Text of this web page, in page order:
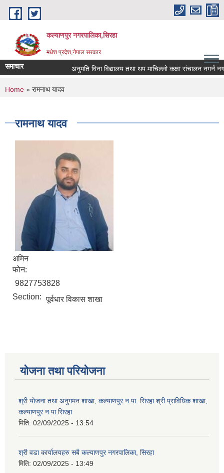
Skip to main content
कल्याणपुर नगरपालिका,सिरहा
मधेश प्रदेश,नेपाल सरकार
समाचार अनुमति विना विद्यालय तथा थप माचिल्लो कक्षा संचालन नगर्न
You are here
Home » रामनाथ यादव
रामनाथ यादव
अमिन
फोन:
9827753828
Section: पूर्वधार विकास शाखा
योजना तथा परियोजना
श्री योजना तथा अनुगमन शाखा, कल्याणपुर न.पा. सिरहा श्री प्राविधिक शाखा,
कल्याणपुर न.पा.सिरहा
मिति: 02/09/2025 - 13:54
श्री वडा कार्यालयहरु सबै कल्याणपुर नगरपालिका, सिरहा
मिति: 02/09/2025 - 13:49